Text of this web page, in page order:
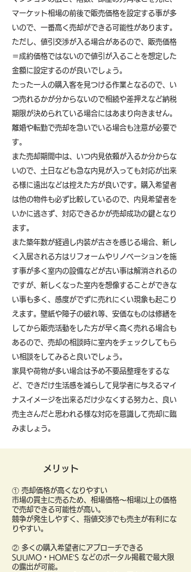
マーケット相場の前後で販売価格を設定する事が多
いので、一番高く売却ができる可能性があります。
ただし、値引交渉が入る場合があるので、販売価格
＝成約価格ではないので値引が入ることを想定した
金額に設定するのが良いでしょう。
たった一人の購入客を見つける作業となるので、い
つ売れるかが分からないので相続や差押えなど納税
期限が決められている場合にはあまり向きません。
離婚や転勤で売却を急いでいる場合も注意が必要で
す。
また売却期間中は、いつ内見依頼が入るか分からな
いので、土日なども急な内見が入っても対応が出来
る様に遠出などは控えた方が良いです。購入希望者
は他の物件も必ず比較しているので、内見希望者を
いかに逃さず、対応できるかが売却成功の鍵となり
ます。
また築年数が経過し内装が古さを感じる場合、新し
く入居される方はリフォームやリノベーションを施
す事が多く室内の設備などが古い事は解消されるの
ですが、新しくなった室内を想像することができな
い事も多く、感度がでずに売れにくい現象も起こり
えます。壁紙や障子の破れ等、安価なものは修繕を
してから販売活動をした方が早く高く売れる場合も
あるので、売却の相談時に室内をチェックしてもら
い相談をしてみると良いでしょう。
​家具や荷物が多い場合は予め不要品整理をするな
ど、できだけ生活感を減らして見学者に与えるマイ
ナスイメージを出来るだけ少なくする努力と、良い
売主さんだと思われる様な対応を意識して売却に臨
みましょう。
メリット
① 売却価格が高くなりやすい
市場の買主に売るため、相場価格〜相場以上の価格
で売却できる可能性が高い。
競争が発生しやすく、指値交渉でも売主が有利にな
りやすい。
② 多くの購入希望者にアプローチできる
SUUMO・HOME’S などのポータル掲載で最大限
の露出が可能。